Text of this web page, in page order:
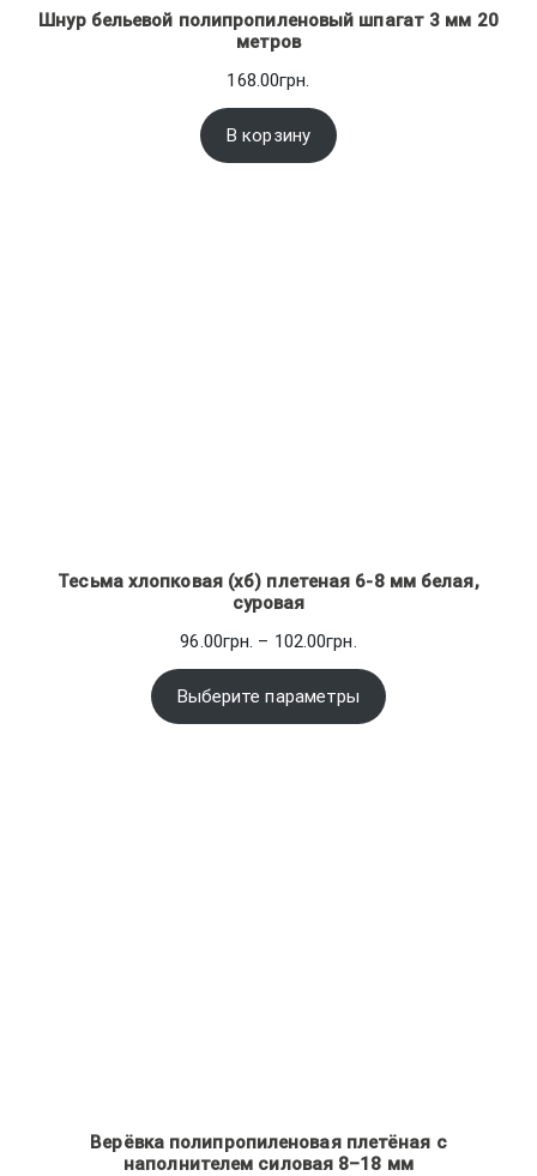
Шнур бельевой полипропиленовый шпагат 3 мм 20
метров
168.00грн.
В корзину
Тесьма хлопковая (хб) плетеная 6-8 мм белая,
суровая
96.00грн. – 102.00грн.
цен:
96.00грн.
–
Выберите параметры
Верёвка полипропиленовая плетёная с
наполнителем силовая 8–18 мм